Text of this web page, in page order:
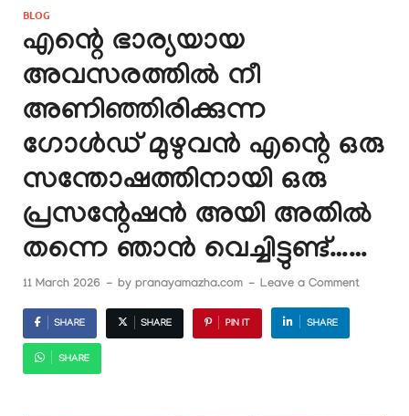
BLOG
എന്റെ ഭാര്യയായ
അവസരത്തിൽ നീ
അണിഞ്ഞിരിക്കുന്ന
ഗോൾഡ് മുഴുവൻ എന്റെ ഒരു
സന്തോഷത്തിനായി ഒരു
പ്രസന്റേഷൻ അയി അതിൽ
തന്നെ ഞാൻ വെച്ചിട്ടുണ്ട്……
11 March 2026 - by pranayamazha.com - Leave a Comment
SHARE SHARE PIN IT SHARE
SHARE